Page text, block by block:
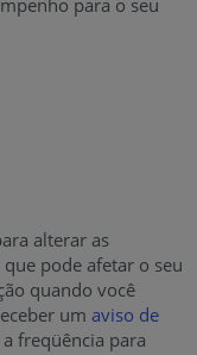
alterar as
pode afetar o seu
quando você
um aviso de
freqüência para